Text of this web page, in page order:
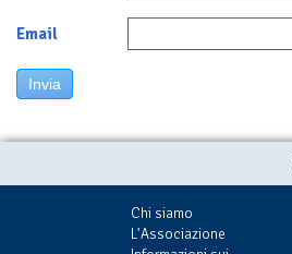
Email
Invia
Chi siamo
L'Associazione